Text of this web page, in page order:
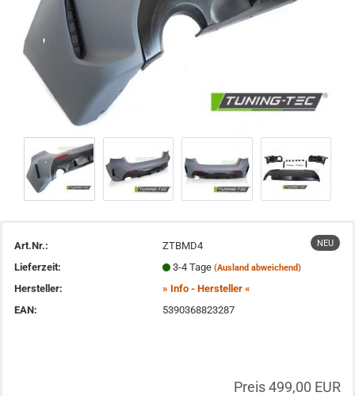
NEU
Art.Nr.:
ZTBMD4
Lieferzeit:
3-4 Tage (Ausland abweichend)
Hersteller:
» Info - Hersteller «
EAN:
5390368823287
Preis 499,00 EUR